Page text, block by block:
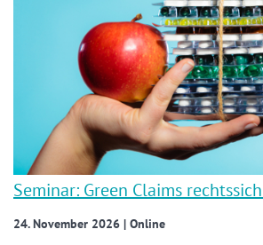
Seminar: Green Claims
24. November 2026 | Online